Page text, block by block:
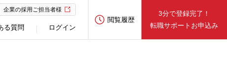
企業の採用ご担当者様
る質問 ログイン
閲覧履歴
3分で登録完了！
転職サポートお申込み